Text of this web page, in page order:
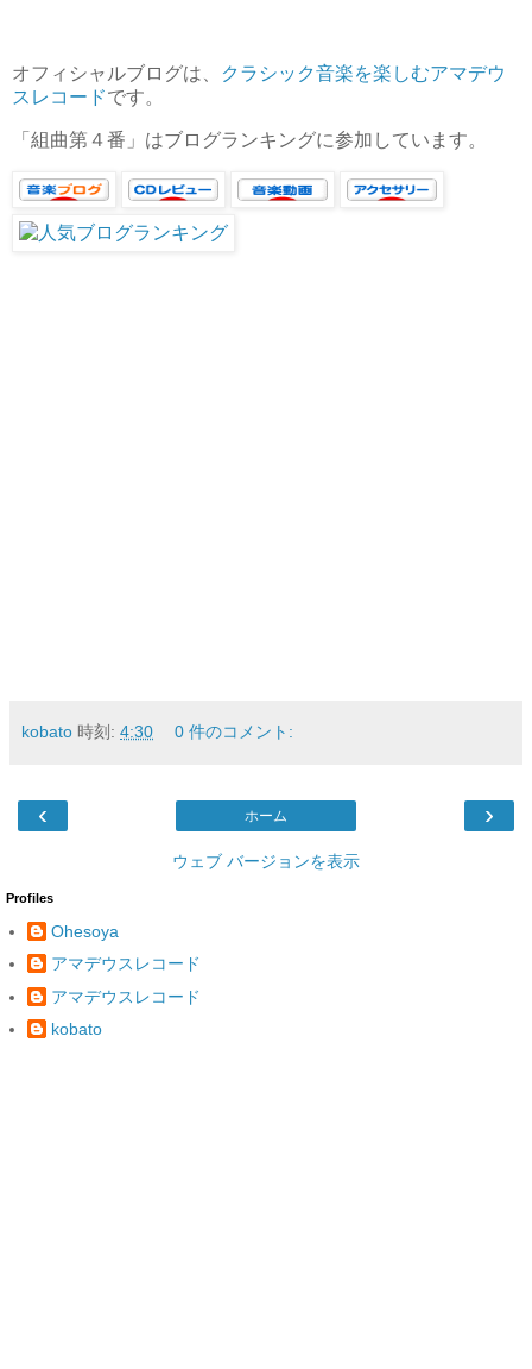
オフィシャルブログは、
クラシック音楽を楽しむアマデウ
スレコードです。
「組曲第４番」はブログランキングに参加しています。
kobato 時刻: 4:30 0 件のコメント:
‹ ›
ホーム
ウェブ バージョンを表示
Profiles
Ohesoya
アマデウスレコード
アマデウスレコード
kobato